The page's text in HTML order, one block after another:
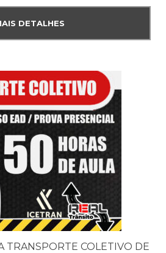
DETALHES
TRANSPORTE COLETIVO DE